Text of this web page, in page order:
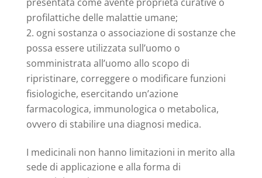
profilattiche delle malattie umane;
ogni sostanza o associazione di sostanze che
possa essere utilizzata sull’uomo o
somministrata all’uomo allo scopo di
ripristinare, correggere o modificare funzioni
fisiologiche, esercitando un’azione
farmacologica, immunologica o metabolica,
ovvero di stabilire una diagnosi medica.
I medicinali non hanno limitazioni in merito alla
sede di applicazione e alla forma di